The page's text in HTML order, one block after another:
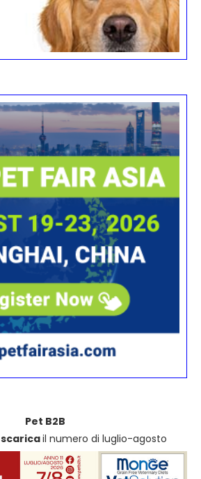
Pet B2B
scaricail numero di luglio-agosto